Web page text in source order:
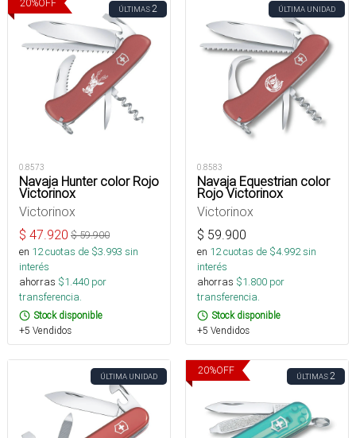
20%OFF
ÚLTIMAS2
0.8573
Navaja Hunter color Rojo
Victorinox
Victorinox
$ 47.920 $59.900
en 12cuotas de $3.993 sin
interés
ahorras $1.440 por
transferencia.
Stock disponible
+5 Vendidos
ÚLTIMA UNIDAD
0.8583
Navaja Equestrian color
Rojo Victorinox
Victorinox
$ 59.900
en 12cuotas de $4.992sin
interés
ahorras $1.800 por
transferencia.
Stock disponible
+5 Vendidos
ÚLTIMA UNIDAD
20%OFF
ÚLTIMAS2